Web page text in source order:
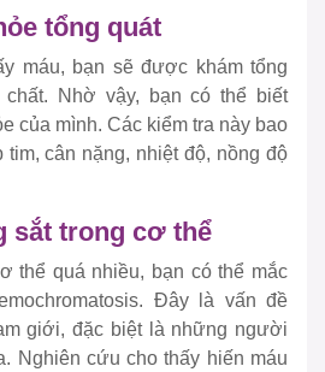
tổng quát
máu, bạn sẽ được khám tổng
Nhờ vậy, bạn có thể biết
của mình. Các kiểm tra này bao
tim, cân nặng, nhiệt độ, nồng độ
sắt trong cơ thể
thể quá nhiều, bạn có thể mắc
Đây là vấn đề
giới, đặc biệt là những người
Nghiên cứu cho thấy hiến máu